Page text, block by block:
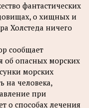
фантастических
о хищных и
Холстеда ничего
сообщает
об опасных морских
морских
на человека,
при
о способах лечения